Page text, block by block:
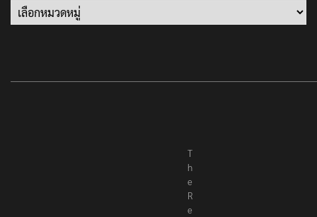
Categories
T
h
e
R
e